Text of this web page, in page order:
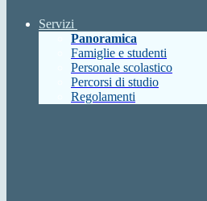
Servizi
Panoramica
Famiglie e studenti
Personale scolastico
Percorsi di studio
Regolamenti